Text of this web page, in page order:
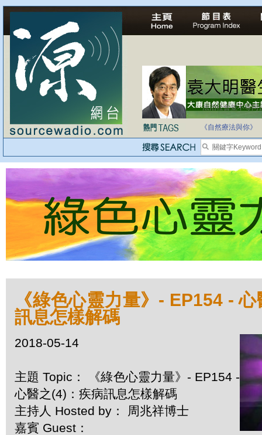
法治社會並不等同
《自然療法與你》
《綠色心靈力量》- EP154 -
訊息怎樣解碼
2018-05-14
主題 Topic： 《綠色心靈力量》- EP154 -
心醫之(4)：疾病訊息怎樣解碼
主持人 Hosted by： 周兆祥博士
嘉賓 Guest：